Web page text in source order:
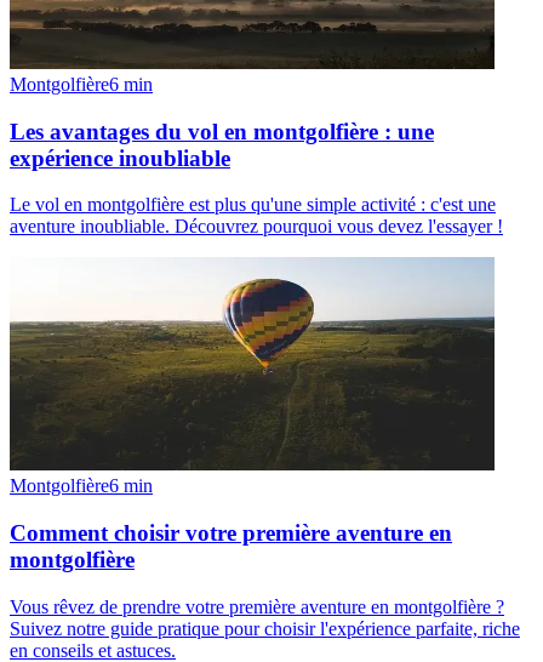
Montgolfière6 min
Les avantages du vol en montgolfière : une
expérience inoubliable
Le vol en montgolfière est plus qu'une simple activité : c'est une
aventure inoubliable. Découvrez pourquoi vous devez l'essayer !
Montgolfière6 min
Comment choisir votre première aventure en
montgolfière
Vous rêvez de prendre votre première aventure en montgolfière ?
Suivez notre guide pratique pour choisir l'expérience parfaite, riche
en conseils et astuces.